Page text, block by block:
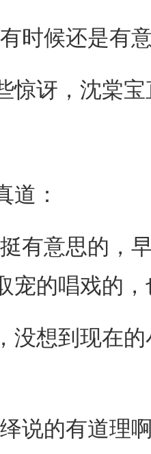
候还是有意
讶，沈棠宝
：
意思的，早
宠的唱戏的，
想到现在的
的有道理啊